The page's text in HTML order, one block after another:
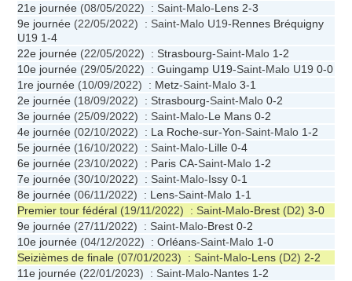
21e journée (08/05/2022) : Saint-Malo-Lens 2-3
9e journée (22/05/2022) : Saint-Malo U19-Rennes Bréquigny
U19 1-4
22e journée (22/05/2022) : Strasbourg-Saint-Malo 1-2
10e journée (29/05/2022) : Guingamp U19-Saint-Malo U19 0-0
1re journée (10/09/2022) : Metz-Saint-Malo 3-1
2e journée (18/09/2022) : Strasbourg-Saint-Malo 0-2
3e journée (25/09/2022) : Saint-Malo-Le Mans 0-2
4e journée (02/10/2022) : La Roche-sur-Yon-Saint-Malo 1-2
5e journée (16/10/2022) : Saint-Malo-Lille 0-4
6e journée (23/10/2022) : Paris CA-Saint-Malo 1-2
7e journée (30/10/2022) : Saint-Malo-Issy 0-1
8e journée (06/11/2022) : Lens-Saint-Malo 1-1
Premier tour fédéral (19/11/2022) : Saint-Malo-Brest (D2) 3-0
9e journée (27/11/2022) : Saint-Malo-Brest 0-2
10e journée (04/12/2022) : Orléans-Saint-Malo 1-0
Seizièmes de finale (07/01/2023) : Saint-Malo-Lens (D2) 2-2
11e journée (22/01/2023) : Saint-Malo-Nantes 1-2